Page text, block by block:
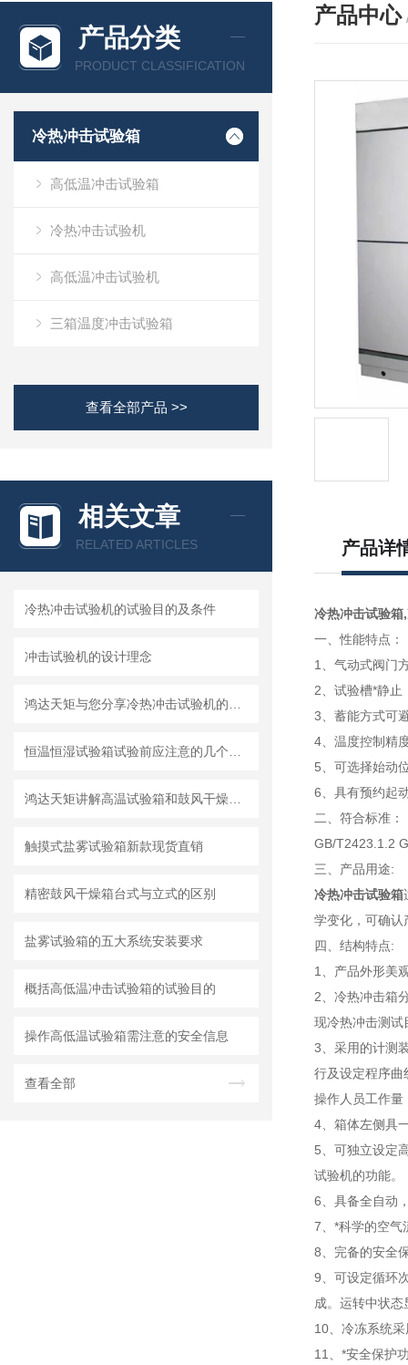
产品分类
PRODUCT CLASSIFICATION
冷热冲击试验箱
高低温冲击试验箱
冷热冲击试验机
高低温冲击试验机
三箱温度冲击试验箱
查看全部产品 >>
相关文章
RELATED ARTICLES
冷热冲击试验机的试验目的及条件
冲击试验机的设计理念
触摸式盐雾试验箱新款现货直销
精密鼓风干燥箱台式与立式的区别
盐雾试验箱的五大系统安装要求
概括高低温冲击试验箱的试验目的
操作高低温试验箱需注意的安全信息
查看全部
产品中心
产品详
冷热冲击试验箱
一、性能特点：
1、气动式阀门
2、试验槽*静止
3、蓄能方式可
4、温度控制精
5、可选择始动
6、具有预约起
二、符合标准：
GB/T2423.1.2
三、产品用途:
冷热冲击试验箱
学变化，可确认
四、结构特点:
1、产品外形美
2、冷热冲击箱
现冷热冲击测试
3、采用的计测
行及设定程序曲
操作人员工作量
4、箱体左侧具
5、可独立设定
试验机的功能。
6、具备全自动
7、*科学的空气
8、完备的安全
9、可设定循环
成。运转中状
10、冷冻系统
11、*安全保护